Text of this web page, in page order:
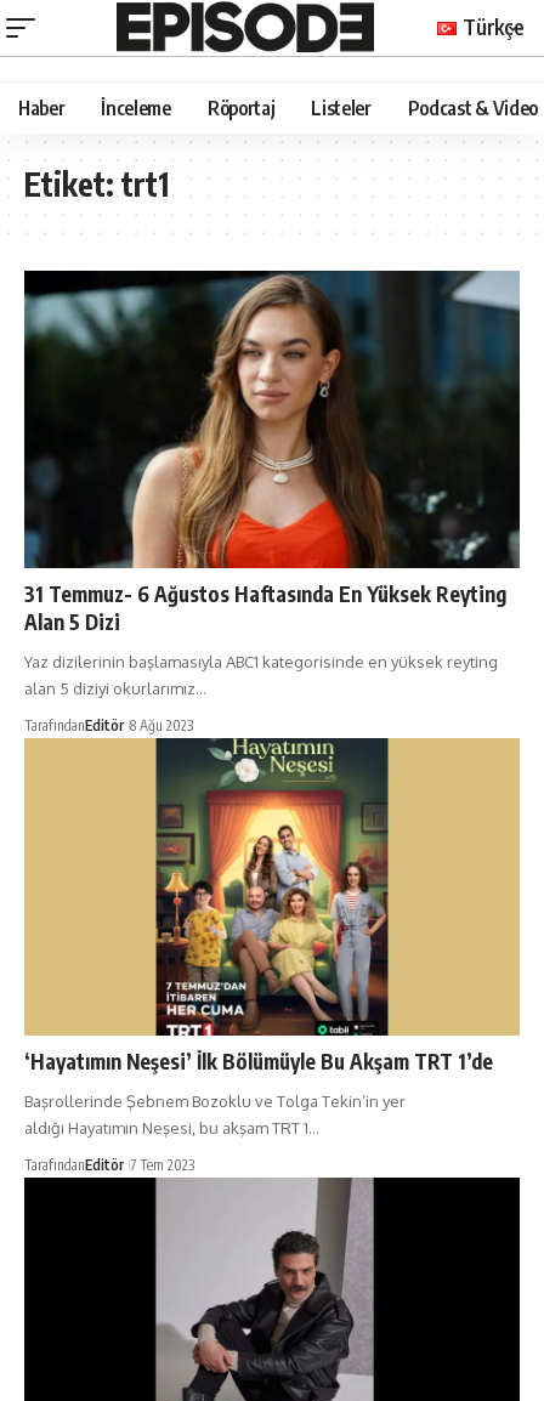
Türkçe
Haber İnceleme Röportaj Listeler Podcast & Video
Etiket:trt1
31 Temmuz- 6 Ağustos Haftasında En Yüksek Reyting
Alan 5 Dizi
Yaz dizilerinin başlamasıyla ABC1 kategorisinde en yüksek reyting
alan 5 diziyi okurlarımız…
TarafındanEditör 8 Ağu 2023
‘Hayatımın Neşesi’ İlk Bölümüyle Bu Akşam TRT 1’de
Başrollerinde Şebnem Bozoklu ve Tolga Tekin’in yer
aldığı Hayatımın Neşesi, bu akşam TRT 1…
TarafındanEditör 7 Tem 2023